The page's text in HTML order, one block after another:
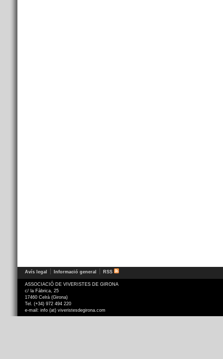
Avís legal Informació general RSS
ASSOCIACIÓ DE VIVERISTES DE GIRONA
c/ la Fàbrica, 25
17460 Celrà (Girona)
Tel. (+34) 972 494 220
e-mail: info (at) viveristesdegirona.com